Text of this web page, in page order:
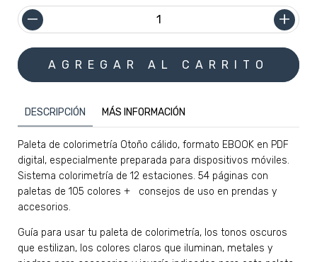
DESCRIPCIÓN MÁS INFORMACIÓN
Paleta de colorimetría Otoño cálido, formato EBOOK en PDF
digital, especialmente preparada para dispositivos móviles.
Sistema colorimetría de 12 estaciones. 54 páginas con
paletas de 105 colores + consejos de uso en prendas y
accesorios.
Guía para usar tu paleta de colorimetría, los tonos oscuros
que estilizan, los colores claros que iluminan, metales y